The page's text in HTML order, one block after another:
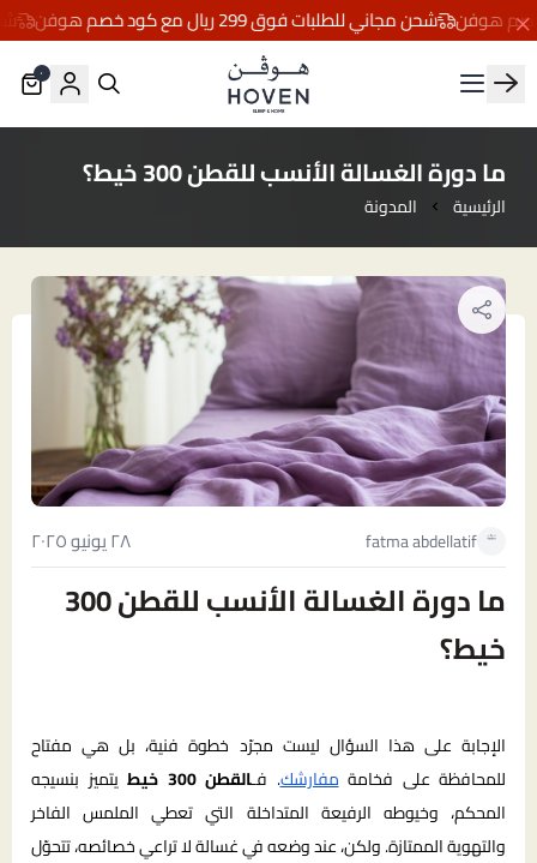
شحن مجاني للطلبات فوق 299 ريال مع كود خصم هوفن شحن
مفارش هوڤن
٠
ما دورة الغسالة الأنسب للقطن 300 خيط؟
الرئيسية المدونة
fatma abdellatif ٢٨ يونيو ٢٠٢٥
ما دورة الغسالة الأنسب للقطن 300
خيط؟
الإجابة على هذا السؤال ليست مجرّد خطوة فنية، بل هي مفتاح
للمحافظة على فخامةمفارشك. فـالقطن 300 خيط
يتميز بنسيجه
المحكم، وخيوطه الرفيعة المتداخلة التي تعطي الملمس الفاخر
والتهوية الممتازة. ولكن، عند وضعه في غسالة لا تراعي خصائصه، تتحوّل